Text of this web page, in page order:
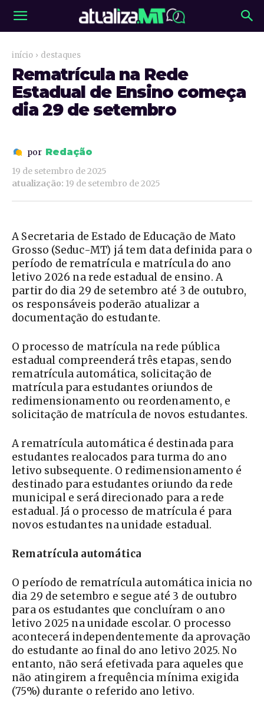
início destaques
Rematrícula na Rede
Estadual de Ensino começa
dia 29 de setembro
por Redação
19 de setembro de 2025
atualização: 19 de setembro de 2025
A Secretaria de Estado de Educação de Mato
Grosso (Seduc-MT) já tem data definida para o
período de rematrícula e matrícula do ano
letivo 2026 na rede estadual de ensino. A
partir do dia 29 de setembro até 3 de outubro,
os responsáveis poderão atualizar a
documentação do estudante.
O processo de matrícula na rede pública
estadual compreenderá três etapas, sendo
rematrícula automática, solicitação de
matrícula para estudantes oriundos de
redimensionamento ou reordenamento, e
solicitação de matrícula de novos estudantes.
A rematrícula automática é destinada para
estudantes realocados para turma do ano
letivo subsequente. O redimensionamento é
destinado para estudantes oriundo da rede
municipal e será direcionado para a rede
estadual. Já o processo de matrícula é para
novos estudantes na unidade estadual.
Rematrícula automática
O período de rematrícula automática inicia no
dia 29 de setembro e segue até 3 de outubro
para os estudantes que concluíram o ano
letivo 2025 na unidade escolar. O processo
acontecerá independentemente da aprovação
do estudante ao final do ano letivo 2025. No
entanto, não será efetivada para aqueles que
não atingirem a frequência mínima exigida
(75%) durante o referido ano letivo.